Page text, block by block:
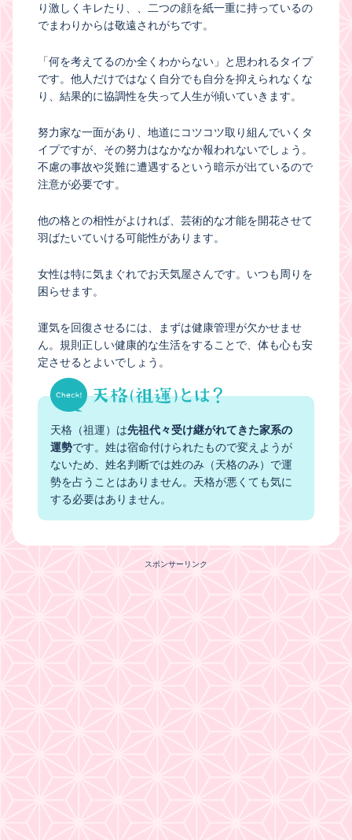
り激しくキレたり、、二つの顔を紙一重に持っているの
でまわりからは敬遠されがちです。
「何を考えてるのか全くわからない」と思われるタイプ
です。他人だけではなく自分でも自分を抑えられなくな
り、結果的に協調性を失って人生が傾いていきます。
努力家な一面があり、地道にコツコツ取り組んでいくタ
イプですが、その努力はなかなか報われないでしょう。
不慮の事故や災難に遭遇するという暗示が出ているので
注意が必要です。
他の格との相性がよければ、芸術的な才能を開花させて
羽ばたいていける可能性があります。
女性は特に気まぐれでお天気屋さんです。いつも周りを
困らせます。
運気を回復させるには、まずは健康管理が欠かせませ
ん。規則正しい健康的な生活をすることで、体も心も安
定させるとよいでしょう。
天格（祖運）は先祖代々受け継がれてきた家系の
運勢です。姓は宿命付けられたもので変えようが
ないため、姓名判断では姓のみ（天格のみ）で運
勢を占うことはありません。天格が悪くても気に
する必要はありません。
スポンサーリンク